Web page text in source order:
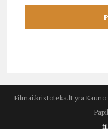
Filmai.kristoteka.lt yra